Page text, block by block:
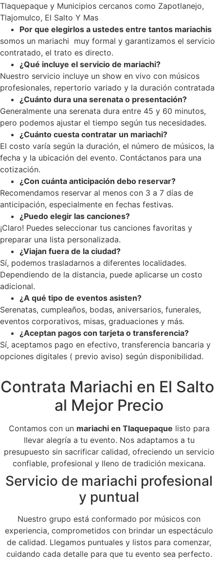
Tlaquepaque y Municipios cercanos como Zapotlanejo,
Tlajomulco, El Salto Y Mas
Por que elegirlos a ustedes entre tantos mariachis
somos un mariachi muy formal y garantizamos el servicio
contratado, el trato es directo.
¿Qué incluye el servicio de mariachi?
Nuestro servicio incluye un show en vivo con músicos
profesionales, repertorio variado y la duración contratada
¿Cuánto dura una serenata o presentación?
Generalmente una serenata dura entre 45 y 60 minutos,
pero podemos ajustar el tiempo según tus necesidades.
¿Cuánto cuesta contratar un mariachi?
El costo varía según la duración, el número de músicos, la
fecha y la ubicación del evento. Contáctanos para una
cotización.
¿Con cuánta anticipación debo reservar?
Recomendamos reservar al menos con 3 a 7 días de
anticipación, especialmente en fechas festivas.
¿Puedo elegir las canciones?
¡Claro! Puedes seleccionar tus canciones favoritas y
preparar una lista personalizada.
¿Viajan fuera de la ciudad?
Sí, podemos trasladarnos a diferentes localidades.
Dependiendo de la distancia, puede aplicarse un costo
adicional.
¿A qué tipo de eventos asisten?
Serenatas, cumpleaños, bodas, aniversarios, funerales,
eventos corporativos, misas, graduaciones y más.
¿Aceptan pagos con tarjeta o transferencia?
Sí, aceptamos pago en efectivo, transferencia bancaria y
opciones digitales ( previo aviso) según disponibilidad.
Contrata Mariachi en El Salto
al Mejor Precio
Contamos con un mariachi en Tlaquepaque listo para
llevar alegría a tu evento. Nos adaptamos a tu
presupuesto sin sacrificar calidad, ofreciendo un servicio
confiable, profesional y lleno de tradición mexicana.
Servicio de mariachi profesional
y puntual
Nuestro grupo está conformado por músicos con
experiencia, comprometidos con brindar un espectáculo
de calidad. Llegamos puntuales y listos para comenzar,
cuidando cada detalle para que tu evento sea perfecto.